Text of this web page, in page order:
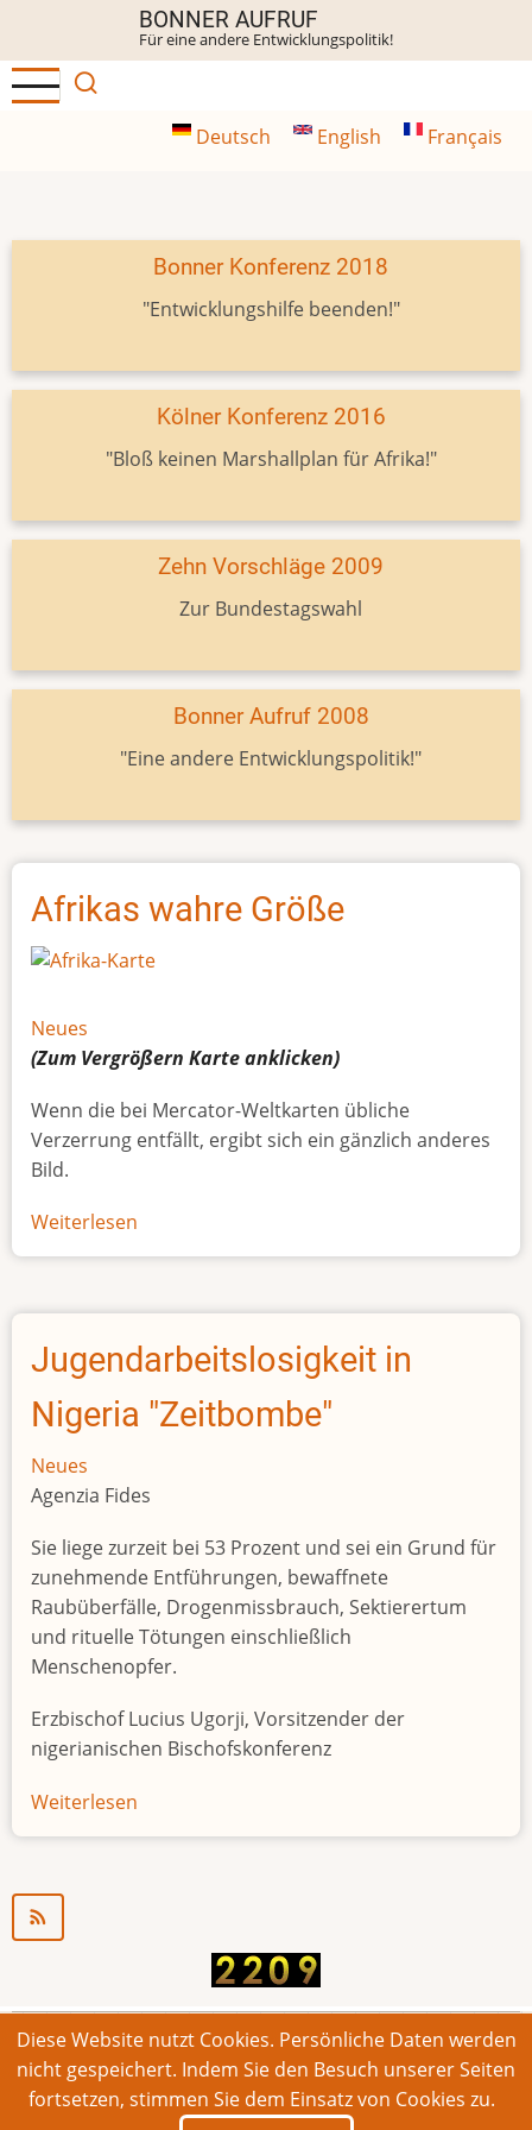
Inhalt
BONNER AUFRUF
Für eine andere Entwicklungspolitik!
Deutsch English Français
Bonner Konferenz 2018
"Entwicklungshilfe beenden!"
Kölner Konferenz 2016
"Bloß keinen Marshallplan für Afrika!"
Zehn Vorschläge 2009
Zur Bundestagswahl
Bonner Aufruf 2008
"Eine andere Entwicklungspolitik!"
Afrikas wahre Größe
Neues
(Zum Vergrößern Karteanklicken)
Wenn die bei Mercator-Weltkarten übliche
Verzerrung entfällt, ergibt sich ein gänzlich anderes
Bild.
Weiterlesen
Afrikas
Größe
Jugendarbeitslosigkeit in
Nigeria "Zeitbombe"
Neues
Agenzia Fides
Sie liege zurzeit bei 53 Prozent und sei ein Grund für
zunehmende Entführungen, bewaffnete
Raubüberfälle, Drogenmissbrauch, Sektierertum
und rituelle Tötungen einschließlich
Menschenopfer.
Erzbischof Lucius Ugorji, Vorsitzender der
nigerianischen Bischofskonferenz
Weiterlesen
Jugendarbeitslosigkeit
© 2026 Bonner Aufruf. Alle Rechte vorbehalten.
Footer
Impressum Kontakt Intern
Diese Website nutzt Cookies. Persönliche Daten werden
nicht gespeichert. Indem Sie den Besuch unserer Seiten
fortsetzen, stimmen Sie dem Einsatz von Cookies zu.